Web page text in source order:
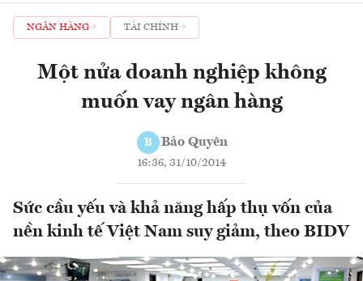
NGÂN HÀNG TÀI CHÍNH
Một nửa doanh nghiệp không
muốn vay ngân hàng
B Bảo Quyên
16:36, 31/10/2014
Sức cầu yếu và khả năng hấp thụ vốn của
nền kinh tế Việt Nam suy giảm, theo BIDV